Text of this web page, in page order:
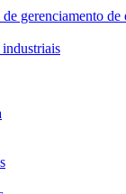
gerenciamento de
industriais